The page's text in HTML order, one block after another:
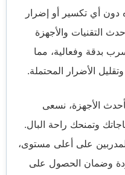
دون أي تكسير أو إضرار
التقنيات والأجهزة
بدقة وفعالية، مما
الأضرار المحتملة.
الأجهزة، نسعى
وتمنحك راحة البال.
على أعلى مستوى،
وضمان الحصول على